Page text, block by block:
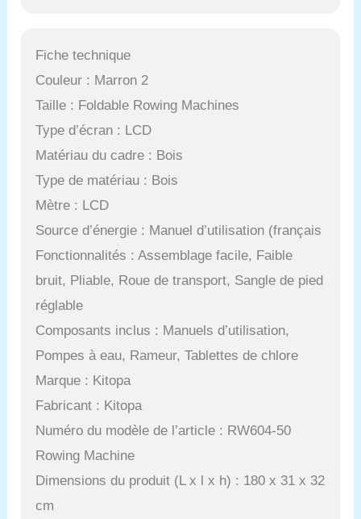
Fiche technique
Couleur : Marron 2
Taille : Foldable Rowing Machines
Type d’écran : LCD
Matériau du cadre : Bois
Type de matériau : Bois
Mètre : LCD
Source d’énergie : Manuel d’utilisation (français
Fonctionnalités : Assemblage facile, Faible
bruit, Pliable, Roue de transport, Sangle de pied
réglable
Composants inclus : Manuels d’utilisation,
Pompes à eau, Rameur, Tablettes de chlore
Marque : Kitopa
Fabricant : Kitopa
Numéro du modèle de l’article : RW604-50
Rowing Machine
Dimensions du produit (L x l x h) : 180 x 31 x 32
cm